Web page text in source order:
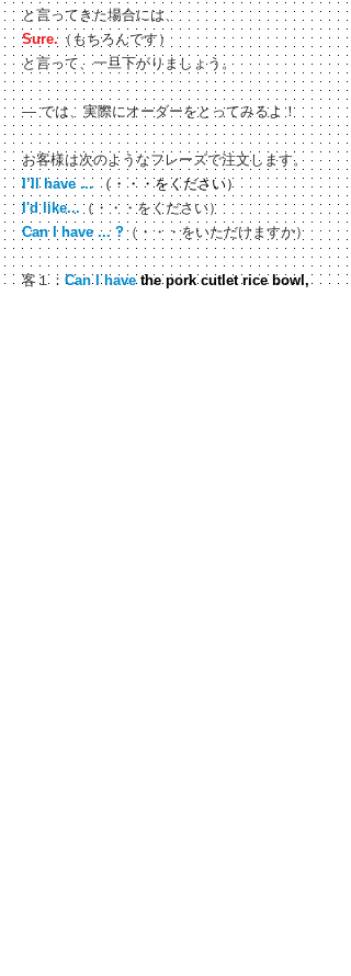
と言ってきた場合には、
Sure. （もちろんです）
と言って、一旦下がりましょう。
― では、実際にオーダーをとってみるよ！
お客様は次のようなフレーズで注文します。
I’ll have ... （・・・をください）
I'd like... （・・・をください）
Can I have ... ? （・・・をいただけますか）
客１： Can I have the pork cutlet rice bowl,